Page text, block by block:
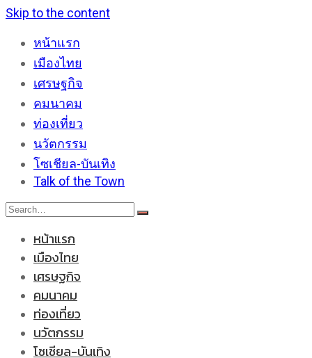
Skip to the content
หน้าแรก
เมืองไทย
เศรษฐกิจ
คมนาคม
ท่องเที่ยว
นวัตกรรม
โซเชียล-บันเทิง
Talk of the Town
หน้าแรก
เมืองไทย
เศรษฐกิจ
คมนาคม
ท่องเที่ยว
นวัตกรรม
โซเชียล-บันเทิง